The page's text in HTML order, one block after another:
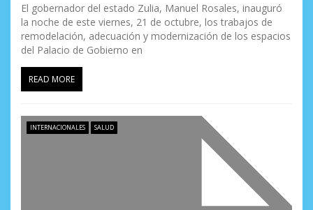
El gobernador del estado Zulia, Manuel Rosales, inauguró
la noche de este viernes, 21 de octubre, los trabajos de
remodelación, adecuación y modernización de los espacios
del Palacio de Gobierno en
READ MORE
INTERNACIONALES SALUD